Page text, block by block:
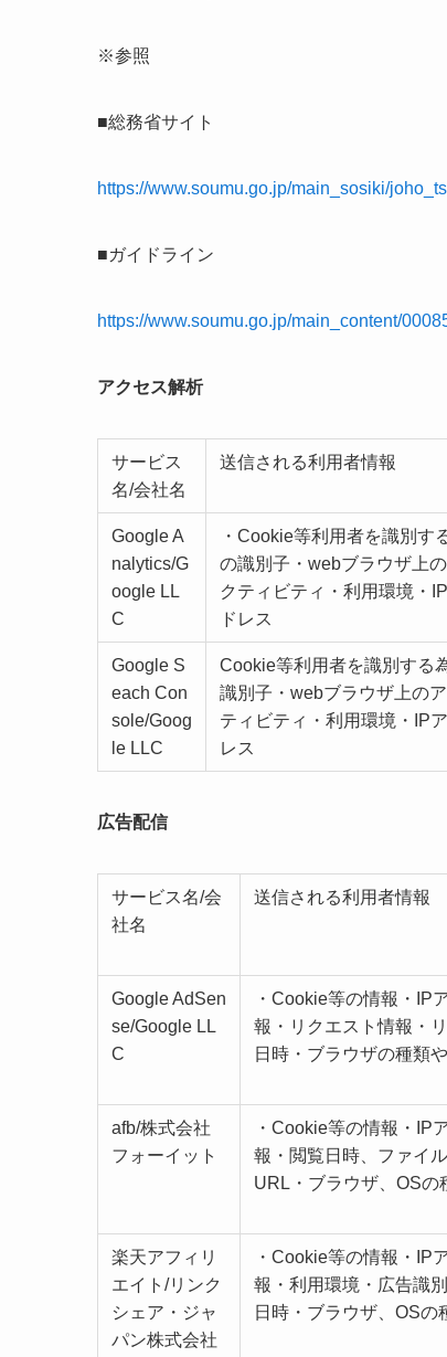
※参照
■総務省サイト
https://www.soumu.go.jp/main_sosiki/
■ガイドライン
https://www.soumu.go.jp/main_content/
アクセス解析
サービス
名/会社名
送信される利用者情報
Google A
nalytics/G
oogle LL
C
・Cookie等利用者を識別す
の識別子・webブラウザ上
クティビティ・利用環境・
ドレス
Google S
each Con
sole/Goog
le LLC
Cookie等利用者を識別する
識別子・webブラウザ上のア
ティビティ・利用環境・IP
レス
広告配信
サービス名/会
社名
送信される利用者情報
Google AdSen
se/Google LL
C
・Cookie等の情報・IP
報・リクエスト情報・
日時・ブラウザの種類
afb/株式会社
フォーイット
・Cookie等の情報・IP
報・閲覧日時、ファイ
URL・ブラウザ、OSの
楽天アフィリ
エイト/リンク
シェア・ジャ
パン株式会社
・Cookie等の情報・IP
報・利用環境・広告識
日時・ブラウザ、OSの